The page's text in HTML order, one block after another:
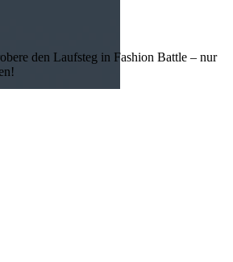
den Laufsteg in Fashion Battle – nur